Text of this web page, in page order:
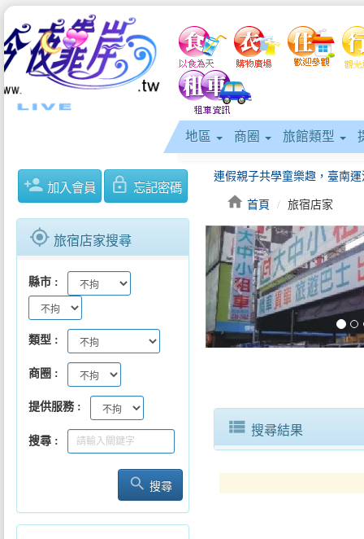
地區 商圈 旅館類型
person_add 加入會員 lock_outline 忘記密碼
gps_fixed 旅宿店家搜尋
縣市
類型
商圈
提供服務
搜尋
search 搜尋
home 首頁 旅宿店家
keyboard_arrow_left
view_list 搜尋結果